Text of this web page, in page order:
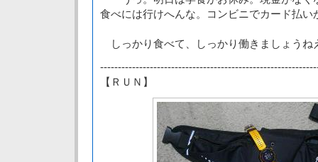
食べには行けへんな。コンビニでカード払い
しっかり食べて、しっかり働きましょうね
【ＲＵＮ】